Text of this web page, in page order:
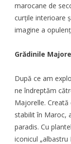
marocane de
curțile interioare
imagine a
Grădinile
După ce am
ne îndreptăm
Majorelle.
stabilit în Maroc,
paradis. Cu
iconicul